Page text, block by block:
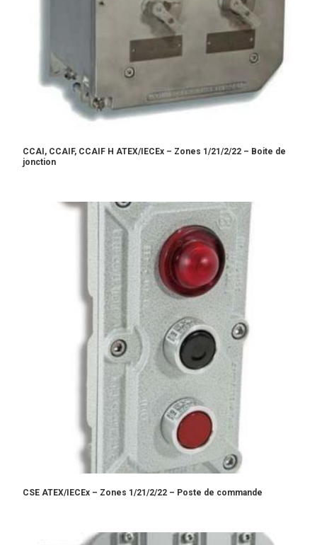
CCAI, CCAIF, CCAIF H ATEX/IECEx – Zones 1/21/2/22 – Boite de
jonction
CSE ATEX/IECEx – Zones 1/21/2/22 – Poste de commande